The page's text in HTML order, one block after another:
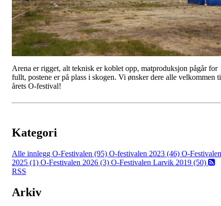
Arena er rigget, alt teknisk er koblet opp, matproduksjon pågår for
fullt, postene er på plass i skogen. Vi ønsker dere alle velkommen
årets O-festival!
Kategori
Alle innlegg O-Festivalen (95) O-festivalen 2023 (46) O-Festivalen
2025 (1) O-Festivalen 2026 (3) O-Festivalen Larvik 2019 (50)
RSS
Arkiv